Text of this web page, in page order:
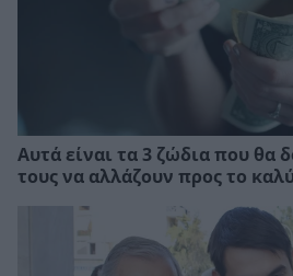
Αυτά είναι τα 3 ζώδια που θα
τους να αλλάζουν προς το